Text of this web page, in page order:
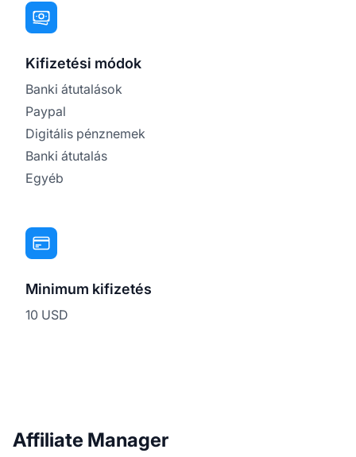
Kifizetési módok
Banki átutalások
Paypal
Digitális pénznemek
Banki átutalás
Egyéb
Minimum kifizetés
10 USD
Affiliate Manager